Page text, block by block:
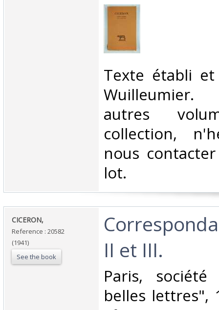
‎Texte établi
autres
collection,
nous
lot.‎
‎CICERON,‎
Reference : 20582
(1941)
See the book
II et III.‎
‎Paris,
belles lettres",